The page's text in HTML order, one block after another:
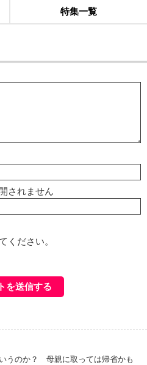
特集一覧
されません
ください。
うのか？ 母親に取っては帰省かも